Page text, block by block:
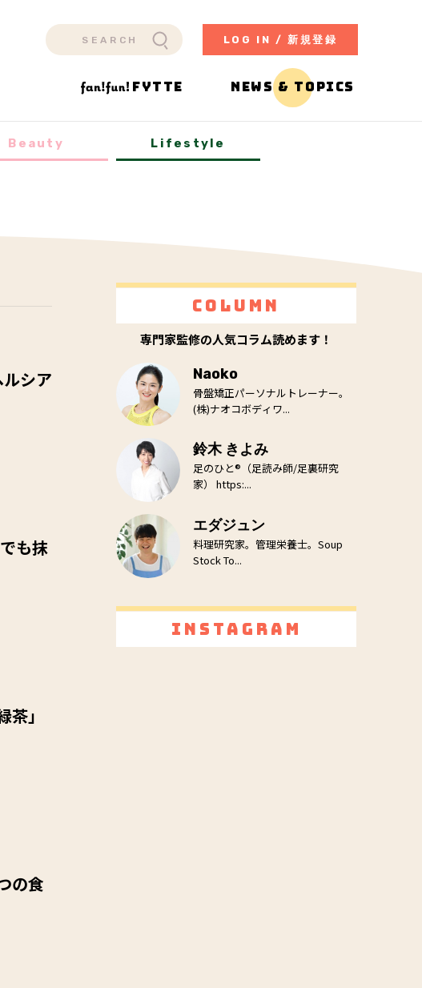
LOG IN / 新規登録
FYTTE NEWS & TOPICS
Beauty Lifestyle
シア
も抹
」
の食
Column
専門家監修の人気コラム読めます！
Naoko
骨盤矯正パーソナルトレーナー。
(株)ナオコボディワ...
鈴木 きよみ
足のひと®（足読み師/足裏研究
家） https:...
エダジュン
料理研究家。管理栄養士。Soup
Stock To...
Instagram